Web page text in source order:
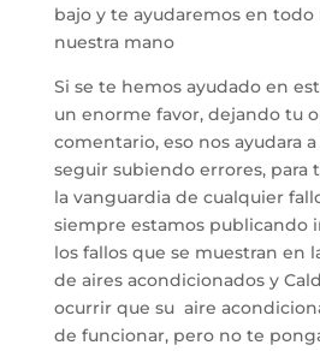
bajo y te ayudaremos en todo
nuestra mano
Si se te hemos ayudado en
un enorme favor, dejando tu
comentario, eso nos ayudara
seguir subiendo errores, para
la vanguardia de cualquier
siempre estamos publicando
los fallos que se muestran en
de aires acondicionados y
ocurrir que su aire
de funcionar, pero no te